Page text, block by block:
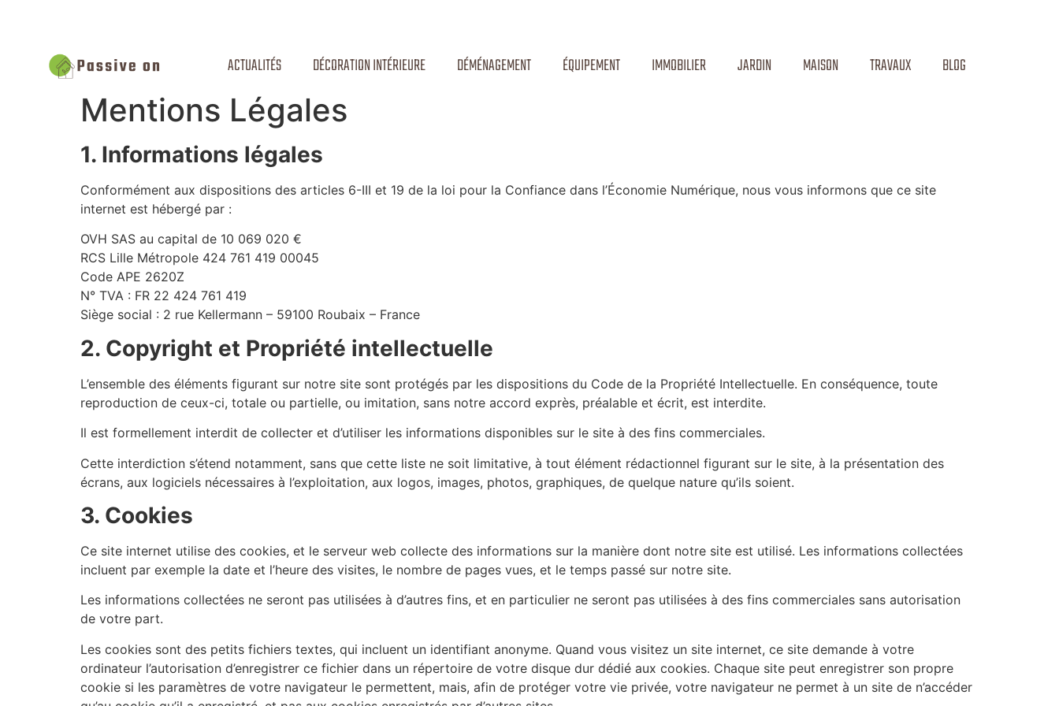
ACTUALITÉS DÉCORATION INTÉRIEURE DÉMÉNAGEMENT ÉQUIPEMENT IMMOBILIER JARDIN MAISON TRAVAUX BLOG
Mentions Légales
1. Informations légales
Conformément aux dispositions des articles 6-III et 19 de la loi pour la Confiance dans l’Économie Numérique, nous vous informons que ce site
internet est hébergé par :
OVH SAS au capital de 10 069 020 €
RCS Lille Métropole 424 761 419 00045
Code APE 2620Z
N° TVA : FR 22 424 761 419
Siège social : 2 rue Kellermann – 59100 Roubaix – France
2. Copyright et Propriété intellectuelle
L’ensemble des éléments figurant sur notre site sont protégés par les dispositions du Code de la Propriété Intellectuelle. En conséquence, toute
reproduction de ceux-ci, totale ou partielle, ou imitation, sans notre accord exprès, préalable et écrit, est interdite.
Il est formellement interdit de collecter et d’utiliser les informations disponibles sur le site à des fins commerciales.
Cette interdiction s’étend notamment, sans que cette liste ne soit limitative, à tout élément rédactionnel figurant sur le site, à la présentation des
écrans, aux logiciels nécessaires à l’exploitation, aux logos, images, photos, graphiques, de quelque nature qu’ils soient.
3. Cookies
Ce site internet utilise des cookies, et le serveur web collecte des informations sur la manière dont notre site est utilisé. Les informations collectées
incluent par exemple la date et l’heure des visites, le nombre de pages vues, et le temps passé sur notre site.
Les informations collectées ne seront pas utilisées à d’autres fins, et en particulier ne seront pas utilisées à des fins commerciales sans autorisation
de votre part.
Les cookies sont des petits fichiers textes, qui incluent un identifiant anonyme. Quand vous visitez un site internet, ce site demande à votre
ordinateur l’autorisation d’enregistrer ce fichier dans un répertoire de votre disque dur dédié aux cookies. Chaque site peut enregistrer son propre
cookie si les paramètres de votre navigateur le permettent, mais, afin de protéger votre vie privée, votre navigateur ne permet à un site de n’accéder